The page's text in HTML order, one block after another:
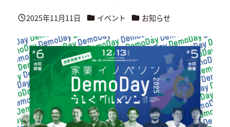
投稿日
2025年11月11日 カテゴリー
イベント カテゴリー
お知らせ